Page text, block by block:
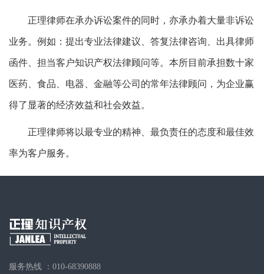
正理律师在承办诉讼案件的同时，亦承办着大量非诉讼
业务。例如：提出专业法律建议、答复法律咨询、出具律师
函件、担当客户知识产权法律顾问等。本所目前承担数十家
医药、食品、电器、金融等公司的常年法律顾问，为企业赢
得了显著的经济效益和社会效益。
正理律师将以最专业的精神、最负责任的态度和最佳效
率为客户服务。
服务热线 ：010-68390888